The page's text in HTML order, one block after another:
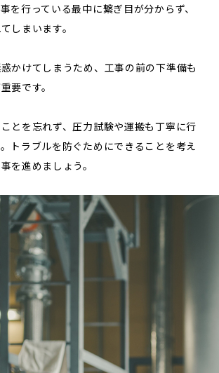
を行っている最中に繋ぎ目が分からず、
しまいます。
かけてしまうため、工事の前の下準備も
要です。
とを忘れず、圧力試験や運搬も丁寧に行
トラブルを防ぐためにできることを考え
を進めましょう。